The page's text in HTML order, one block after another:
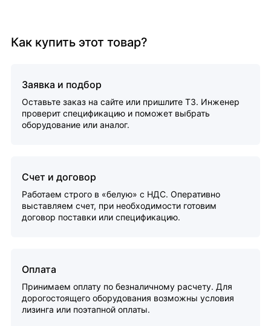
Как купить этот товар?
Заявка и подбор
Оставьте заказ на сайте или пришлите ТЗ. Инженер
проверит спецификацию и поможет выбрать
оборудование или аналог.
Счет и договор
Работаем строго в «белую» с НДС. Оперативно
выставляем счет, при необходимости готовим
договор поставки или спецификацию.
Оплата
Принимаем оплату по безналичному расчету. Для
дорогостоящего оборудования возможны условия
лизинга или поэтапной оплаты.